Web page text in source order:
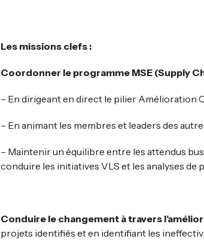
Les missions clefs :
Coordonner le programme MSE (Supply
– En dirigeant en direct le pilier Amélioration
– En animant les membres et leaders des
– Maintenir un équilibre entre les attendus
conduire les initiatives VLS et les analyses de
Conduire le changement à travers
projets identifiés et en identifiant les